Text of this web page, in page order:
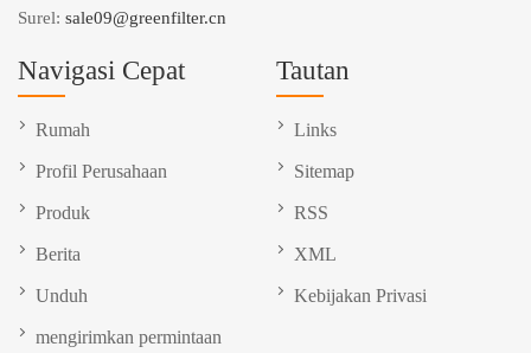
Surel: sale09@greenfilter.cn
Navigasi Cepat
Rumah
Profil Perusahaan
Produk
Berita
Unduh
mengirimkan permintaan
Tautan
Links
Sitemap
RSS
XML
Kebijakan Privasi